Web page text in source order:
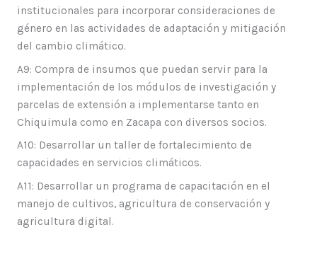
institucionales para incorporar consideraciones de
género en las actividades de adaptación y mitigación
del cambio climático.
A9: Compra de insumos que puedan servir para la
implementación de los módulos de investigación y
parcelas de extensión a implementarse tanto en
Chiquimula como en Zacapa con diversos socios.
A10: Desarrollar un taller de fortalecimiento de
capacidades en servicios climáticos.
A11: Desarrollar un programa de capacitación en el
manejo de cultivos, agricultura de conservación y
agricultura digital.